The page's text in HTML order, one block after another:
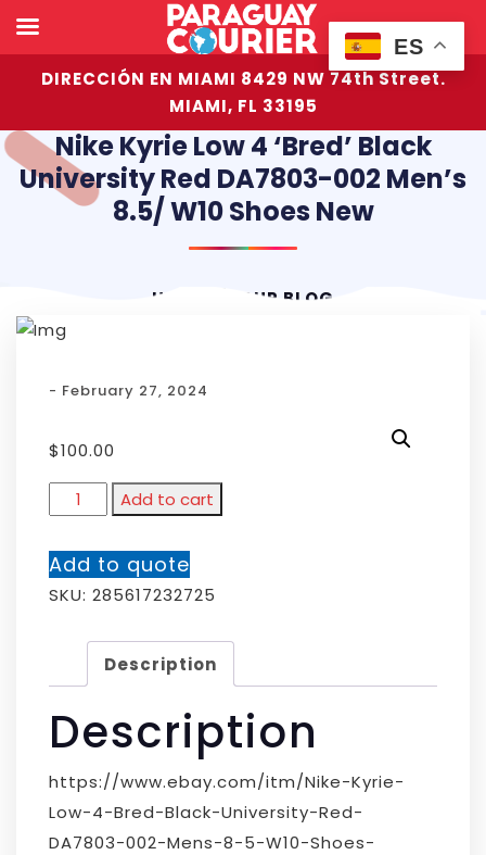
DIRECCIÓN EN MIAMI 8429 NW 74th Street.
MIAMI, FL 33195
Nike Kyrie Low 4 ‘Bred’ Black
University Red DA7803-002 Men’s
8.5/ W10 Shoes New
HOME OUR BLOG
- February 27, 2024
$100.00
Add to cart
Add to quote
SKU: 285617232725
Description
Description
https://www.ebay.com/itm/Nike-Kyrie-
Low-4-Bred-Black-University-Red-
DA7803-002-Mens-8-5-W10-Shoes-
ES